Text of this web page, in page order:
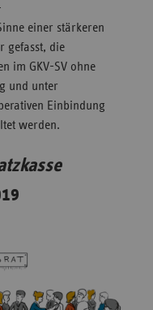
einer stärkeren
gefasst, die
im GKV-SV ohne
und unter
Einbindung
werden.